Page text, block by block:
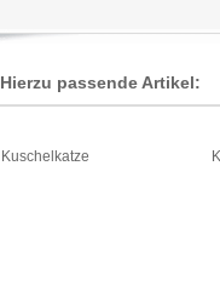
Hierzu passende Artikel:
Kuschelkatze